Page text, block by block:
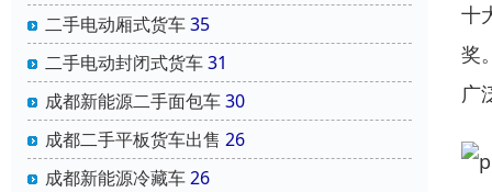
二手电动厢式货车35
二手电动封闭式货车31
成都新能源二手面包车30
成都二手平板货车出售 26
成都新能源冷藏车26
十
奖
广